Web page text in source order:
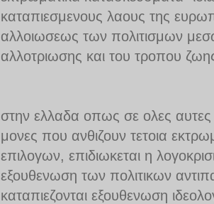
καταπιεσμενους λαους της
αλλοιωσεως των πολιτισμων
αλλοτριωσης και του τροπου
στην ελλαδα οπως σε ολες αυτες
μονες που ανθιζουν τετοια
επιλογων, επιδιωκεται η
εξουθενωση των πολιτικων
καταπιεζονται εξουθενωση